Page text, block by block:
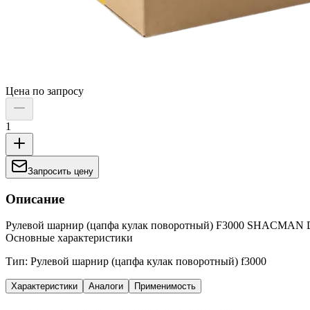
Цена по запросу
1
Запросить цену
Описание
Рулевой шарнир (цапфа кулак поворотный) F3000 SHACMAN
Основные характеристики
Тип: Рулевой шарнир (цапфа кулак поворотный) f3000
Характеристики Аналоги Применимость